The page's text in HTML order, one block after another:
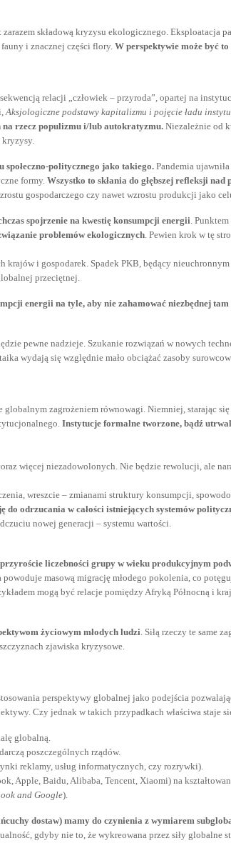
składową kryzysu ekologicznego.
i znacznej części flory. W perspektywie może być
relacji „człowiek – przyroda”, opartej na
Aksjologiczne podstawy kapitalizmu i pojęcie ładu
rzecz populizmu i/lub autokratyzmu. Niezależnie od
społeczno-politycznego jako takiego. Pandemia
formy. Wszystko to skłania do głębszej refleksji
gospodarczego czy nawet wzrostu produkcji jako
spojrzenie na kwestię konsumpcji energii .
problemów ekologicznych . Pewien krok w tę
i gospodarek. Spadek PKB, będący
przeciętnej.
energii na tyle, aby nie zahamować niezbędnej
pewne nadzieje. Szukanie rozwiązań w nowych
wydają się względnie mało obciążać zasoby
zagrożeniem równowagi. Niemniej, starając
Instytucje formalne tworzone, bądź
więcej niezadowolonych. Nie będzie rewolucji, ale
wreszcie – zmianami struktury konsumpcji,
do odrzucania w całości istniejących systemów
nowej generacji – systemu wartości.
liczebności grupy w wieku produkcyjnym
masową migrację młodego pokolenia, co
mogą być relacje pomiędzy Afryką Północną i
życiowym młodych ludzi . Siłą rzeczy te same
zjawiska kryzysowe.
perspektywy globalnej jako podejścia
Czy jednak w takich przypadkach właściwa staje
globalną.
poszczególnych rządów.
reklamy, usług informatycznych, czy rozrywki).
Apple, Baidu, Alibaba, Tencent, Xiaomi) na
and Google).
dostaw) mamy do czynienia z wymiarem
gdyby nie to, że wykreowana przez siły